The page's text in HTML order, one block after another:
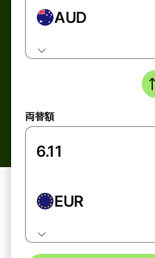
AUD
両替額
EUR